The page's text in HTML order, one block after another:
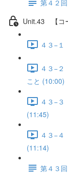
第４２
Unit.43 【コ
４３−
４３−
こと (10:00)
４３−
(11:45)
４３−
(11:14)
第４３